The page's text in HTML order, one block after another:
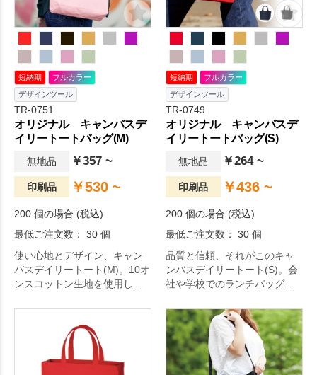
短納期
フルカラー
デザインツール
TR-0751
オリジナル キャンバスデ
イリートートバッグ(M)
無地品 ￥357 ~
印刷品 ￥530 ~
200 個の場合 (税込)
最低ご注文数： 30 個
使い心地とデザイン、キャン
バスデイリートート(M)。10オ
ンスコットン生地を使用し
入るスタンダードなトートバ
ッグです。展示会でのカタロ
グ配布やイベントのノベルテ
ィなど幅広くご利用いただけ
ます。肩掛けのできる持ち手
短納期
フルカラー
デザインツール
TR-0749
オリジナル キャンバスデ
イリートートバッグ(S)
無地品 ￥264 ~
印刷品 ￥436 ~
200 個の場合 (税込)
最低ご注文数： 30 個
品質と信頼、それがこのキャ
ンバスデイリートート(S)。会
社や学校でのランチバッグ
グ、ワンちゃんのお散歩バッ
グにちょうどいいサイズ。や
や小さめのトートバッグで
す。約9cmのマチがあるので
お弁当も安定して持ち運べま